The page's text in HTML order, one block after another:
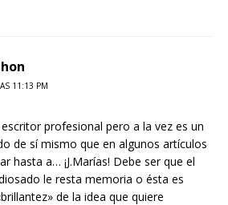
11:13 PM
profesional pero a la vez es un
de sí mismo que en algunos artículos
hasta a… ¡J.Marías! Debe ser que el
le resta memoria o ésta es
de la idea que quiere